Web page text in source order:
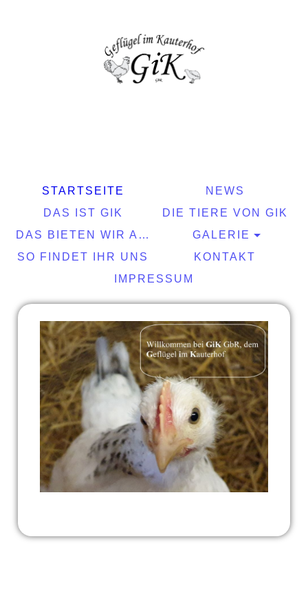
STARTSEITE
NEWS
DAS IST GIK
DIE TIERE VON GIK
DAS BIETEN WIR AN
GALERIE
SO FINDET IHR UNS
KONTAKT
IMPRESSUM